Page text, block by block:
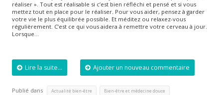
réaliser ». Tout est réalisable si c’est bien réfléchi et pensé et si vous
mettez tout en place pour le réaliser. Pour vous aider, pensez à garder
votre vie le plus équilibrée possible. Et méditez ou relaxez-vous
régulièrement. C’est ce qui vous aidera à remettre votre cerveau à jour.
Lorsque…
Lire la suite... Ajouter un nouveau commentaire
Publié dans Actualité bien-être Bien-être et médecine douce